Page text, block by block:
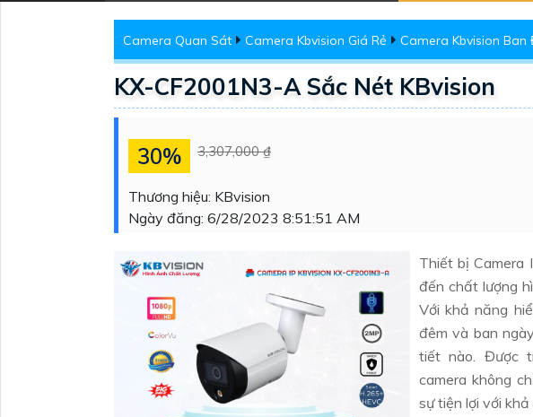
Camera Quan Sát Camera Kbvision Giá Rẻ Camera Kbvision Ban
KX-CF2001N3-A Sắc Nét KBvision
30% 3,307,000 ₫
Thương hiệu: KBvision
Ngày đăng: 6/28/2023 8:51:51 AM
Thiết bị Camera
đến chất lượng
Với khả năng
đêm và ban
tiết nào. Được
camera không
sự tiện lợi với